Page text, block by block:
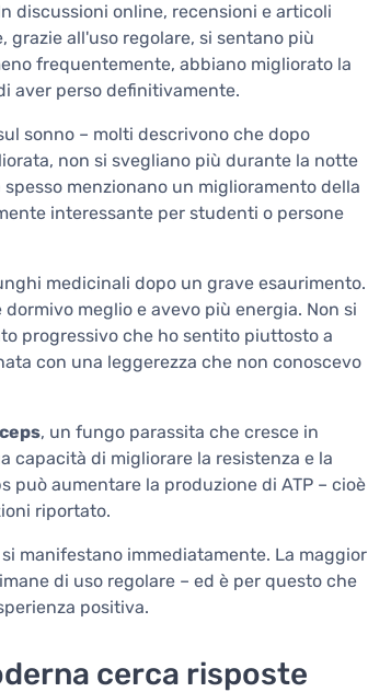
discussioni online, recensioni e articoli
all'uso regolare, si sentano più
frequentemente, abbiano migliorato la
aver perso definitivamente.
sonno – molti descrivono che dopo
non si svegliano più durante la notte
spesso menzionano un miglioramento della
interessante per studenti o persone
medicinali dopo un grave esaurimento.
meglio e avevo più energia. Non si
progressivo che ho sentito piuttosto a
con una leggerezza che non conoscevo
, un fungo parassita che cresce in
capacità di migliorare la resistenza e la
aumentare la produzione di ATP – cioè
riportato.
manifestano immediatamente. La maggior
di uso regolare – ed è per questo che
positiva.
cerca risposte